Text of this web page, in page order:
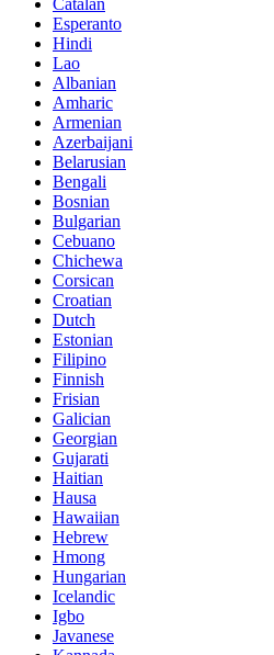
Catalan
Esperanto
Hindi
Lao
Albanian
Amharic
Armenian
Azerbaijani
Belarusian
Bengali
Bosnian
Bulgarian
Cebuano
Chichewa
Corsican
Croatian
Dutch
Estonian
Filipino
Finnish
Frisian
Galician
Georgian
Gujarati
Haitian
Hausa
Hawaiian
Hebrew
Hmong
Hungarian
Icelandic
Igbo
Javanese